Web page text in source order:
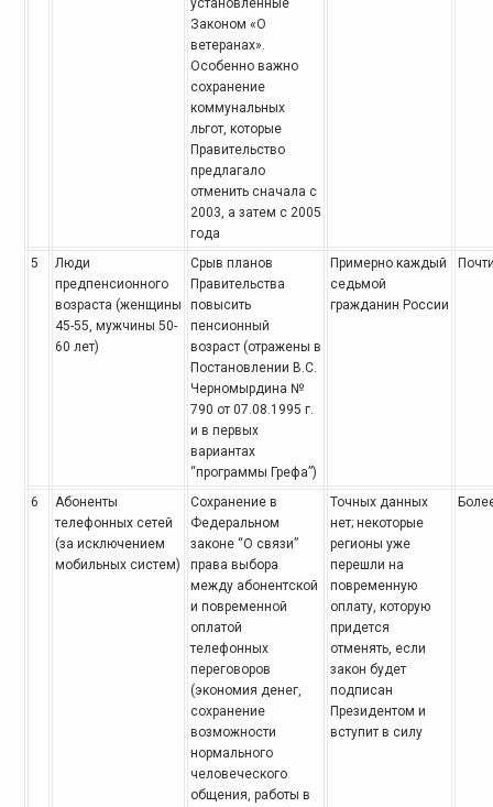
установленные
Законом «О
ветеранах».
Особенноважно
сохранение
коммунальных
льгот, которые
Правительство
предлагало
отменить сначала с
2003, а затем с 2005
года
5
Люди
предпенсионного
возраста (женщины
45-55, мужчины 50-
60 лет)
Срыв планов
Правительства
повысить
пенсионный
возраст (отражены в
Постановлении В.С.
Черномырдина №
790 от 07.08.1995 г.
и в первых
вариантах
“программы Грефа”)
Примерно каждый
седьмой
гражданин России
6
Абоненты
телефонныхсетей
(за исключением
мобильных систем)
Сохранение в
Федеральном
законе “О связи”
права выбора
между абонентской
и повременной
оплатой
телефонных
переговоров
(экономия денег,
сохранение
возможности
нормального
человеческого
общения, работы в
Точных данных
нет;некоторые
регионы уже
перешли на
повременную
оплату, которую
придется
отменять, если
закон будет
подписан
Президентом и
вступит в силу